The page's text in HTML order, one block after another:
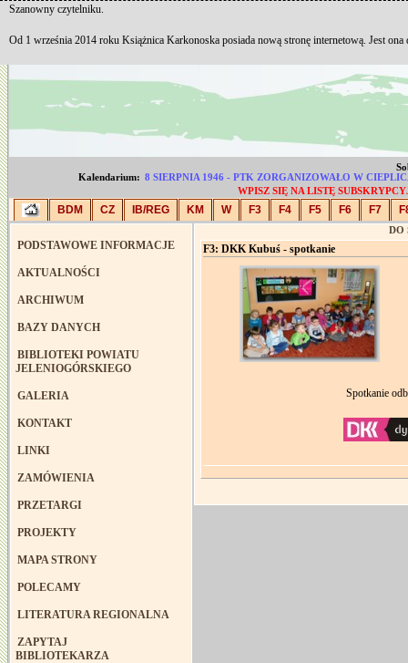
Kalendarium: 8 SIERPNIA 1946 - PTK ZORGANIZOWAŁO W
WPISZ SIĘ NA LISTĘ
BDM CZ IB/REG KM W F3 F4 F5 F6 F7
PODSTAWOWE INFORMACJE
AKTUALNOŚCI
ARCHIWUM
BAZY DANYCH
BIBLIOTEKI POWIATU
JELENIOGÓRSKIEGO
GALERIA
KONTAKT
LINKI
ZAMÓWIENIA
PRZETARGI
PROJEKTY
MAPA STRONY
POLECAMY
LITERATURA REGIONALNA
ZAPYTAJ
BIBLIOTEKARZA
DO
F3: DKK Kubuś - spotkanie
Spotkanie
Szanowny czytelniku.
Od 1 września 2014 roku Książnica Karkonoska posiada nową stronę internetową. Jest ona